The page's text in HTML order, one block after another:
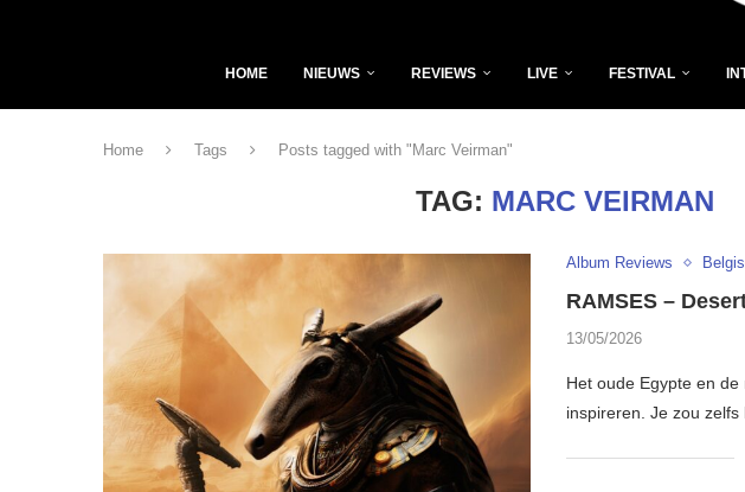
HOME NIEUWS REVIEWS LIVE FESTIVAL
Home Tags Posts tagged with "Marc Veirman"
TAG: MARC VEIRMAN
Album Reviews
RAMSES –
13/05/2026
Het oude Egypte en
inspireren. Je zou